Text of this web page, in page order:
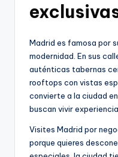
Madrid es famosa por
modernidad. En sus
auténticas tabernas
rooftops con vistas
convierte a la ciudad
buscan vivir
Visites Madrid por
porque quieres